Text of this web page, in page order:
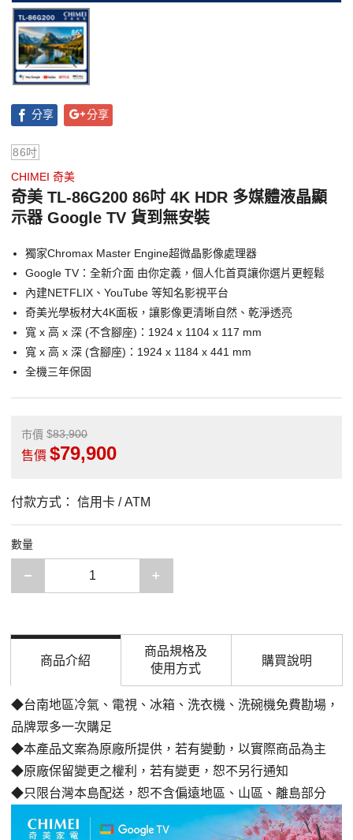
分享 分享
86吋
CHIMEI 奇美
奇美 TL-86G200 86吋 4K HDR 多媒體液晶顯
示器 Google TV 貨到無安裝
獨家Chromax Master Engine超微晶影像處理器
Google TV：全新介面 由你定義，個人化首頁讓你選片更輕鬆
內建NETFLIX、YouTube 等知名影視平台
奇美光學板材大4K面板，讓影像更清晰自然、乾淨透亮
寬 x 高 x 深 (不含腳座)：1924 x 1104 x 117 mm
寬 x 高 x 深 (含腳座)：1924 x 1184 x 441 mm
全機三年保固
市價 83,900
售價 79,900
付款方式： 信用卡 / ATM
數量
減少一項
商品介紹
商品規格及
使用方式
購買說明
◆台南地區冷氣、電視、冰箱、洗衣機、洗碗機免費勘場，
品牌眾多一次購足
◆本產品文案為原廠所提供，若有變動，以實際商品為主
◆原廠保留變更之權利，若有變更，恕不另行通知
◆只限台灣本島配送，恕不含偏遠地區、山區、離島部分